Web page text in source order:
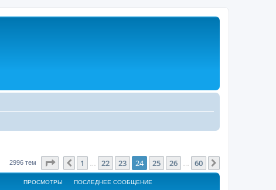
2996 тем Страница 24из 60
Пред.
1 22 23 24 25 26 60
ПРОСМОТРЫ ПОСЛЕДНЕЕ СООБЩЕНИЕ